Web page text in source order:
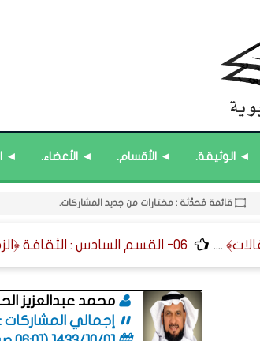
◄ الوثيقة. ◄ الأقسام. ◄ الأعضاء. ◄
08- القسم الثامن : الثقافة ﴿اللغوية - الشعرية - القصصية﴾.
۝ قائمة مُحدَّثة : مختارات من جديد المشاركات.
۝ قائمة مُثبتة : فريق منهل الثقافة التربوية. .... 06- القسم السادس : الثقافة ﴿الزمنية - الإعلامية - العامة﴾.
محمد عبدالعزيز
إجمالي المشاركات :